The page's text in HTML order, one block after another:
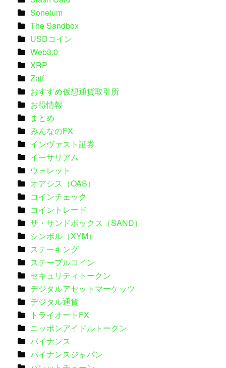
Soneium
The Sandbox
USDコイン
Web3.0
XRP
Zaif
おすすめ仮想通貨取引所
お得情報
まとめ
みんなのFX
インヴァスト証券
イーサリアム
ウォレット
オアシス（OAS）
コインチェック
コイントレード
ザ・サンドボックス（SAND）
シンボル（XYM）
ステーキング
ステーブルコイン
セキュリティトークン
デジタルアセットマーケッツ
デジタル通貨
トライオートFX
ニッポンアイドルトークン
バイナンス
バイナンスジャパン